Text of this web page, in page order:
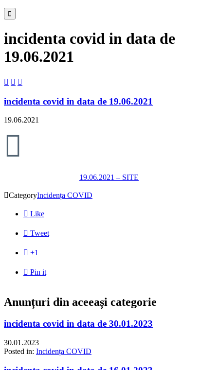

incidenta covid in data de
19.06.2021
  
incidenta covid in data de 19.06.2021
19.06.2021

19.06.2021 – SITE
CategoryIncidența COVID
 Like
 Tweet
 +1
 Pin it
Anunțuri din aceeași categorie
incidenta covid in data de 30.01.2023
30.01.2023
Posted in: Incidența COVID